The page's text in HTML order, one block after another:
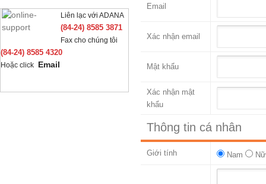
Liên lạc với ADANA
(84-24) 8585 3871
Fax cho chúng tôi
(84-24) 8585 4320
Hoặc click Email
Email
Xác nhận email
Mật khẩu
Xác nhận mật
khẩu
Thông tin cá nhân
Giới tính Nam Nữ